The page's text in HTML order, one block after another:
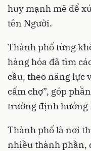
huy mạnh mẽ để
tên Người.
Thành phố từng
hàng hóa đã tìm
cầu, theo năng lực
cấm chợ”, góp
trường định hướng
Thành phố là nơi
nhiều thành phần,